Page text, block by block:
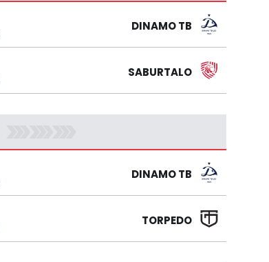
DINAMO TB
SABURTALO
DINAMO TB
TORPEDO